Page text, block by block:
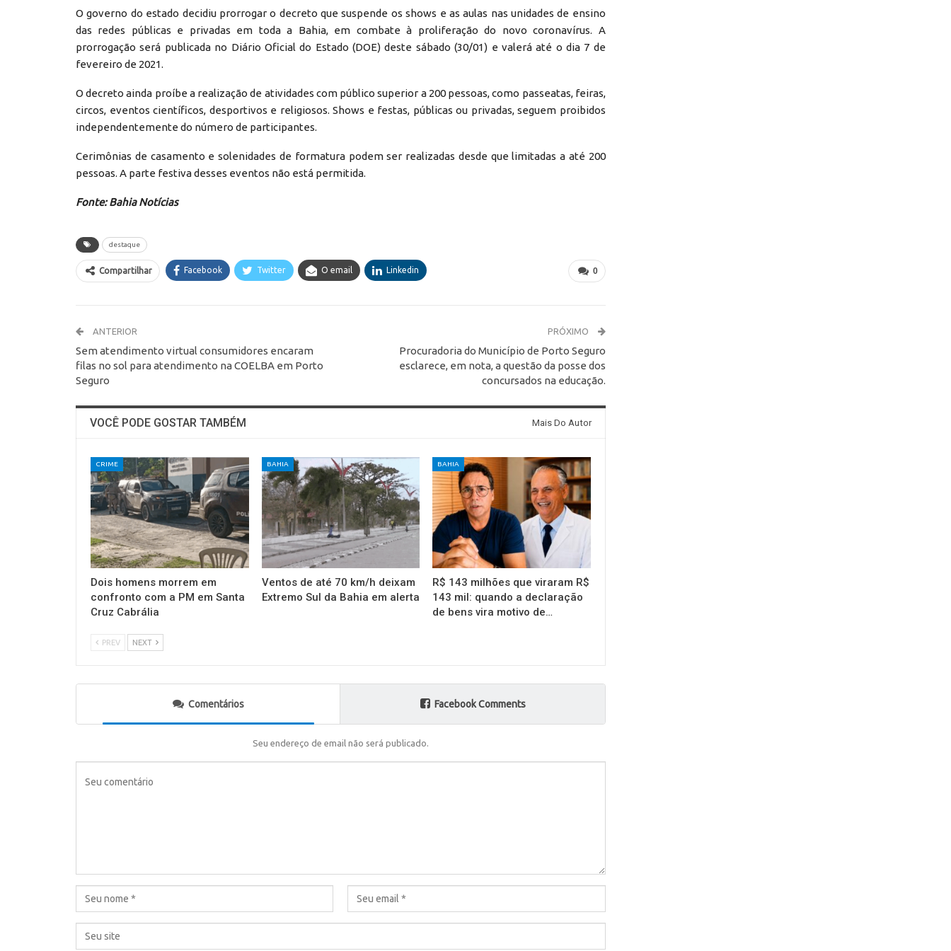
O governo do estado decidiu prorrogar o decreto que suspende os shows e as aulas nas unidades de ensino
das redes públicas e privadas em toda a Bahia, em combate à proliferação do novo coronavírus. A
prorrogação será publicada no Diário Oficial do Estado (DOE) deste sábado (30/01) e valerá até o dia 7 de
fevereiro de 2021.
O decreto ainda proíbe a realização de atividades com público superior a 200 pessoas, como passeatas, feiras,
circos, eventos científicos, desportivos e religiosos. Shows e festas, públicas ou privadas, seguem proibidos
independentemente do número de participantes.
Cerimônias de casamento e solenidades de formatura podem ser realizadas desde que limitadas a até 200
pessoas. A parte festiva desses eventos não está permitida.
Fonte: Bahia Notícias
destaque
0
Compartilhar Facebook Twitter O email Linkedin
ANTERIOR
Sem atendimento virtual consumidores encaram
filas no sol para atendimento na COELBA em Porto
Seguro
PRÓXIMO
Procuradoria do Município de Porto Seguro
esclarece, em nota, a questão da posse dos
concursados na educação.
VOCÊ PODE GOSTAR TAMBÉM Mais Do Autor
CRIME
Dois homens morrem em
confronto com a PM em Santa
Cruz Cabrália
BAHIA
Ventos de até 70 km/h deixam
Extremo Sul da Bahia em alerta
BAHIA
R$ 143 milhões que viraram R$
143 mil: quando a declaração
de bens vira motivo de…
PREV NEXT
Comentários Facebook Comments
Seu endereço de email não será publicado.